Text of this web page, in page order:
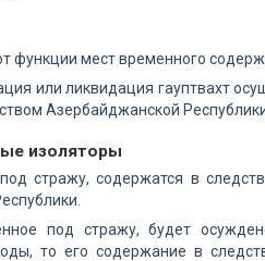
функции мест временного
или ликвидация гауптвахт
Азербайджанской
изоляторы
стражу, содержатся в
под стражу, будет
то его содержание в